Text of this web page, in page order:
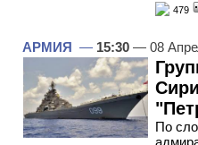
479
АРМИЯ — 15:30 — 08
По